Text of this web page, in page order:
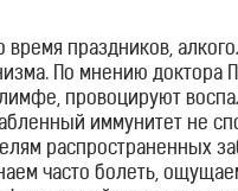
праздников,
По мнению доктора
провоцируют
иммунитет не
распространенных
часто болеть,